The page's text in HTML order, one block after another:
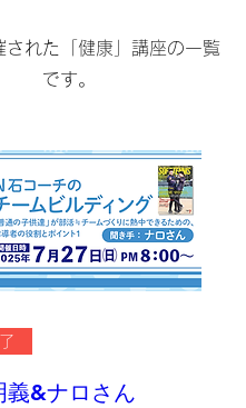
された「健康」講座の一覧
です。
義&ナロさん